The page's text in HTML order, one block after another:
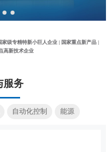
家级专精特新小巨人企业 | 国家重点新产品 |
高新技术企业
服务
自动化控制 能源